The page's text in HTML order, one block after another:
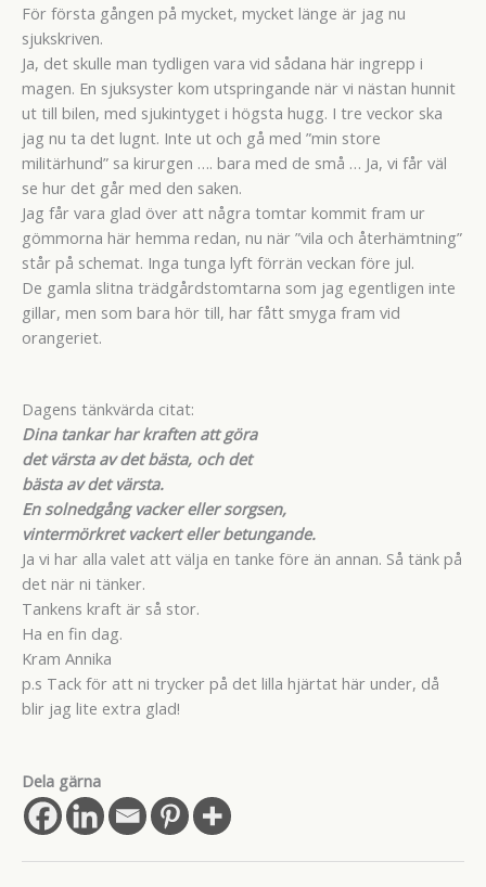
För första gången på mycket, mycket länge är jag nu
sjukskriven.
Ja, det skulle man tydligen vara vid sådana här ingrepp i
magen. En sjuksyster kom utspringande när vi nästan hunnit
ut till bilen, med sjukintyget i högsta hugg. I tre veckor ska
jag nu ta det lugnt. Inte ut och gå med ”min store
militärhund” sa kirurgen …. bara med de små … Ja, vi får väl
se hur det går med den saken.
Jag får vara glad över att några tomtar kommit fram ur
gömmorna här hemma redan, nu när ”vila och återhämtning”
står på schemat. Inga tunga lyft förrän veckan före jul.
De gamla slitna trädgårdstomtarna som jag egentligen inte
gillar, men som bara hör till, har fått smyga fram vid
orangeriet.
Dagens tänkvärda citat:
Dina tankar har kraften att göra
det värsta av det bästa, och det
bästa av det värsta.
En solnedgång vacker eller sorgsen,
vintermörkret vackert eller betungande.
Ja vi har alla valet att välja en tanke före än annan. Så tänk på
det när ni tänker.
Tankens kraft är så stor.
Ha en fin dag.
Kram Annika
p.s Tack för att ni trycker på det lilla hjärtat här under, då
blir jag lite extra glad!
Dela gärna